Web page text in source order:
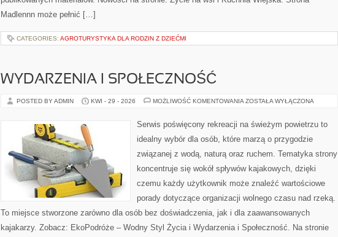
Madlennn może pełnić […]
CATEGORIES: AGROTURYSTYKA DLA RODZIN Z DZIEĆMI
WYDARZENIA I SPOŁECZNOŚĆ
POSTED BY ADMIN KWI - 29 - 2026 MOŻLIWOŚĆ KOMENTOWANIA WYDARZENIA
ZOSTAŁA WYŁĄCZONA
Serwis poświęcony rekreacji na świeżym powietrzu to
idealny wybór dla osób, które marzą o przygodzie
związanej z wodą, naturą oraz ruchem. Tematyka strony
koncentruje się wokół spływów kajakowych, dzięki
czemu każdy użytkownik może znaleźć wartościowe
porady dotyczące organizacji wolnego czasu nad rzeką.
To miejsce stworzone zarówno dla osób bez doświadczenia, jak i dla zaawansowanych
kajakarzy. Zobacz: EkoPodróże – Wodny Styl Życia i Wydarzenia i Społeczność. Na stronie